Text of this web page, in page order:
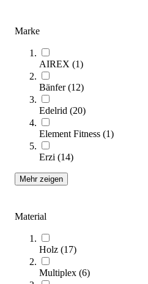
Marke
AIREX (1)
Bänfer(12)
Edelrid (20)
Element Fitness (1)
Erzi (14)
Mehr zeigen
Material
Holz (17)
Multiplex (6)
Seite
Seite
Sortieren nach
C-Board Boulderwand
Preis auf Anfrage
Zum Produkt